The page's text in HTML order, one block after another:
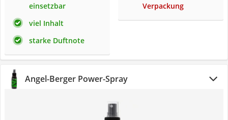
einsetzbar
viel Inhalt
starke Duftnote
Verpackung
Angel-Berger Power-Spray